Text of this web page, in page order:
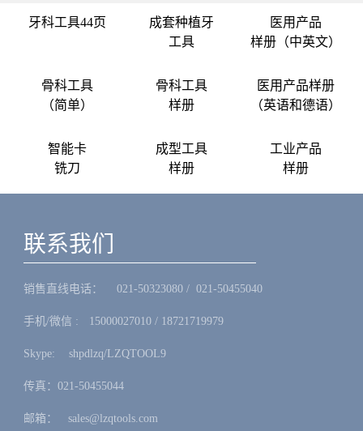
牙科工具44页
成套种植牙
工具
医用产品
样册（中英文）
骨科工具
（简单）
骨科工具
样册
医用产品样册
（英语和德语）
智能卡
铣刀
成型工具
样册
工业产品
样册
联系我们
销售直线电话：ㅤ 021-50323080 / 021-50455040
手机/微信 :ㅤ15000027010 / 18721719979
Skype: ㅤshpdlzq/LZQTOOL9
传真：021-50455044
邮箱：ㅤsales@lzqtools.com